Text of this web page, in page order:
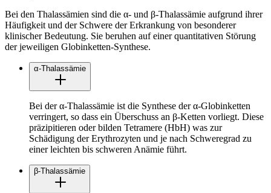
Bei den Thalassämien sind die α- und β-Thalassämie aufgrund ihrer
Häufigkeit und der Schwere der Erkrankung von besonderer
klinischer Bedeutung. Sie beruhen auf einer quantitativen Störung
der jeweiligen Globinketten-Synthese.
α-Thalassämie
Bei der α-Thalassämie ist die Synthese der α-Globinketten
verringert, so dass ein Überschuss an β-Ketten vorliegt. Diese
präzipitieren oder bilden Tetramere (HbH) was zur
Schädigung der Erythrozyten und je nach Schweregrad zu
einer leichten bis schweren Anämie führt.
β-Thalassämie